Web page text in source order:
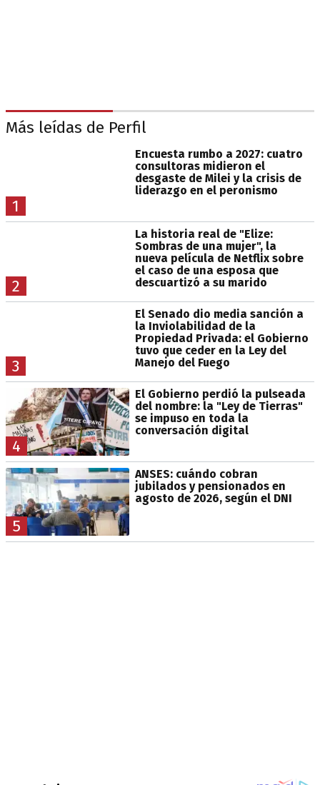
Más leídas de Perfil
1
Encuesta rumbo a 2027: cuatro
consultoras midieron el
desgaste de Milei y la crisis de
liderazgo en el peronismo
2
La historia real de "Elize:
Sombras de una mujer", la
nueva película de Netflix sobre
el caso de una esposa que
descuartizó a su marido
3
El Senado dio media sanción a
la Inviolabilidad de la
Propiedad Privada: el Gobierno
tuvo que ceder en la Ley del
Manejo del Fuego
4
El Gobierno perdió la pulseada
del nombre: la "Ley de Tierras"
se impuso en toda la
conversación digital
5
ANSES: cuándo cobran
jubilados y pensionados en
agosto de 2026, según el DNI